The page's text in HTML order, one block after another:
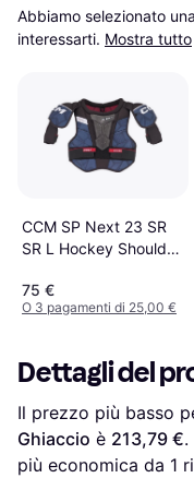
Abbiamo selezionato
interessarti. Mostra tutto
CCM SP Next 23 SR
SR L Hockey Shoulder
75 €
O 3 pagamenti di 25,00 €
Dettagli del
Il prezzo più basso
Ghiaccio è 213,79 €.
più economica da 1